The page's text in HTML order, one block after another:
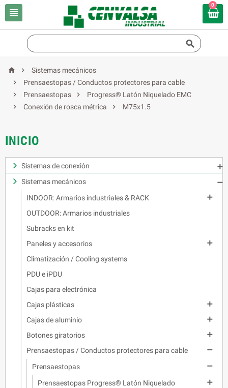

0

 
Sistemas mecánicos

Prensaestopas / Conductos protectores para cable

Prensaestopas 
Progress® Latón Niquelado EMC

Conexión de rosca métrica  M75x1.5
INICIO
Sistemas de conexión

Sistemas mecánicos

INDOOR: Armarios industriales & RACK

OUTDOOR: Armarios industriales
Subracks en kit
Paneles y accesorios

Climatización / Cooling systems
PDU e iPDU
Cajas para electrónica
Cajas plásticas

Cajas de aluminio

Botones giratorios

Prensaestopas / Conductos protectores para cable

Prensaestopas 
Prensaestopas Progress® Latón Niquelado
